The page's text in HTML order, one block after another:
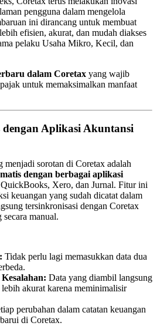
pengguna dalam mengelola
ini dirancang untuk membuat
efisien, akurat, dan mudah diakses
pelaku Usaha Mikro, Kecil, dan
dalam Coretax yang wajib
untuk memaksimalkan manfaat
Aplikasi Akuntansi
menjadi sorotan di Coretax adalah
dengan berbagai aplikasi
Xero, dan Jurnal. Fitur ini
keuangan yang sudah dicatat dalam
tersinkronisasi dengan Coretax
manual.
Tidak perlu lagi memasukkan data dua
Data yang diambil langsung
akurat karena meminimalisir
perubahan dalam catatan keuangan
di Coretax.